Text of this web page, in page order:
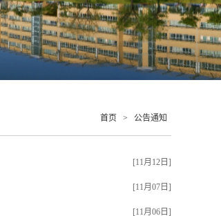
首页 > 公告通知
[11月12日]
[11月07日]
[11月06日]